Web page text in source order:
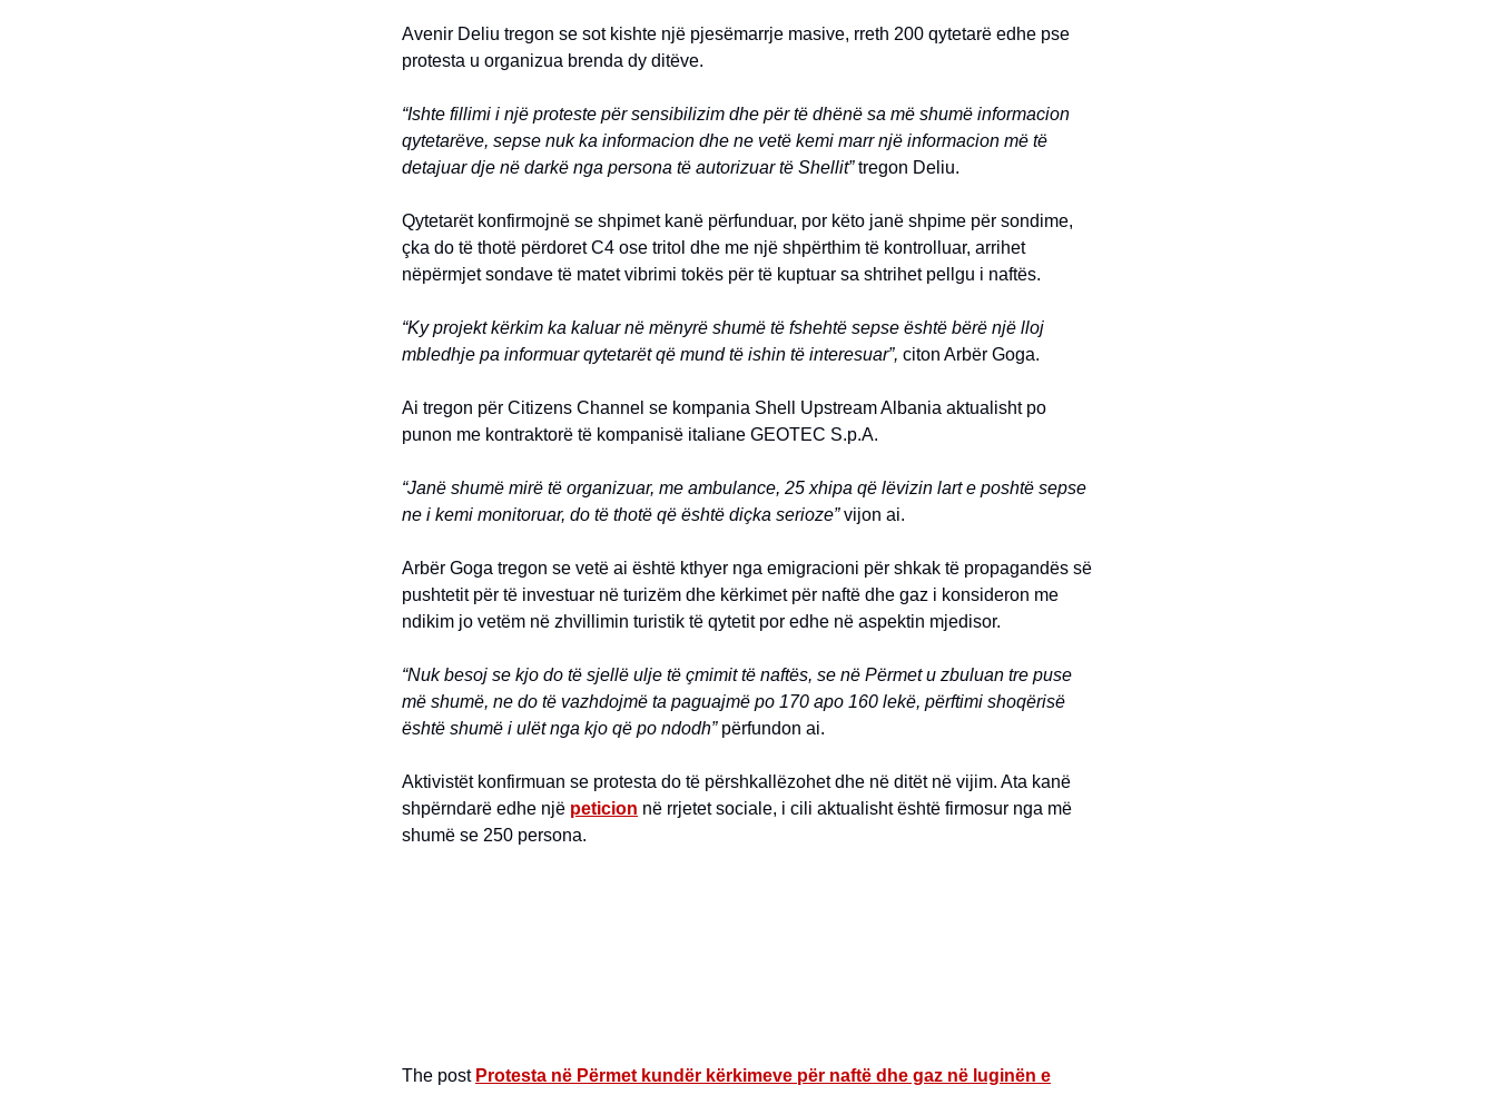
Avenir Deliu tregon se sot kishte një pjesëmarrje masive, rreth 200 qytetarë edhe pse
protesta u organizua brenda dy ditëve.
“Ishte fillimi i një proteste për sensibilizim dhe për të dhënë sa më shumë informacion
qytetarëve, sepse nuk ka informacion dhe ne vetë kemi marr një informacion më të
detajuar dje në darkë nga persona të autorizuar të Shellit”tregon Deliu.
Qytetarët konfirmojnë se shpimet kanë përfunduar, por këto janë shpime për sondime,
çka do të thotë përdoret C4 ose tritol dhe me një shpërthim të kontrolluar, arrihet
nëpërmjet sondave të matet vibrimi tokës për të kuptuar sa shtrihet pellgu i naftës.
“Ky projekt kërkim ka kaluar në mënyrë shumë të fshehtë sepse është bërë një lloj
mbledhje pa informuar qytetarët që mund të ishin të interesuar”, citon Arbër Goga.
Ai tregon për Citizens Channel se kompania Shell Upstream Albania aktualisht po
punon me kontraktorë të kompanisë italiane GEOTEC S.p.A.
“Janë shumë mirë të organizuar, me ambulance, 25 xhipa që lëvizin lart e poshtë sepse
ne i kemi monitoruar, do të thotë që është diçka serioze”vijon ai.
Arbër Goga tregon se vetë ai është kthyer nga emigracioni për shkak të propagandës së
pushtetit për të investuar në turizëm dhe kërkimet për naftë dhe gaz i konsideron me
ndikim jo vetëm në zhvillimin turistik të qytetit por edhe në aspektin mjedisor.
“Nuk besoj se kjo do të sjellë ulje të çmimit të naftës, se në Përmet u zbuluan tre puse
më shumë, ne do të vazhdojmë ta paguajmë po 170 apo 160 lekë, përftimi shoqërisë
është shumë i ulët nga kjo që po ndodh”përfundon ai.
Aktivistët konfirmuan se protesta do të përshkallëzohet dhe në ditët në vijim. Ata kanë
shpërndarë edhe një peticion në rrjetet sociale, i cili aktualisht është firmosur nga më
shumë se 250 persona.
The post Protesta në Përmet kundër kërkimeve për naftë dhe gaz në luginën e